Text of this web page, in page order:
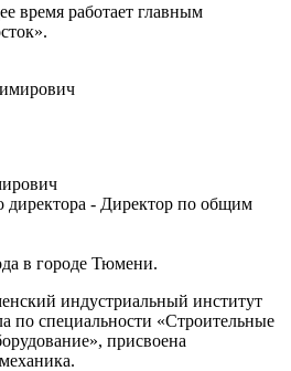
время работает главным
директора - Директор по общим
в городе Тюмени.
индустриальный институт
по специальности «Строительные
присвоена